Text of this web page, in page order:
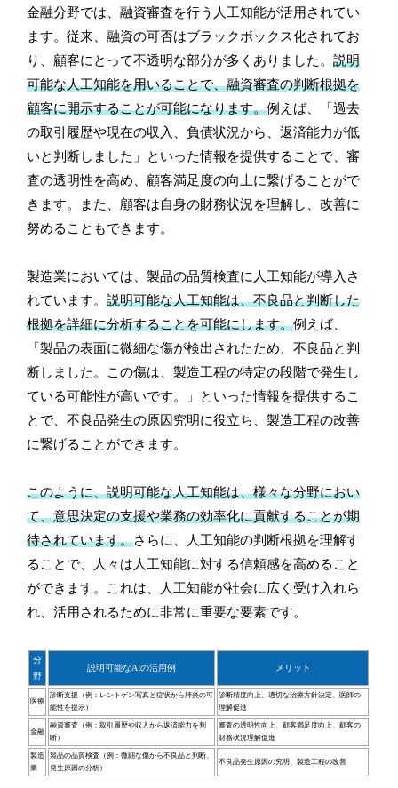
金融分野では、融資審査を行う人工知能が活用されてい
ます。従来、融資の可否はブラックボックス化されてお
り、顧客にとって不透明な部分が多くありました。説明
可能な人工知能を用いることで、融資審査の判断根拠を
顧客に開示することが可能になります。例えば、「過去
の取引履歴や現在の収入、負債状況から、返済能力が低
いと判断しました」といった情報を提供することで、審
査の透明性を高め、顧客満足度の向上に繋げることがで
きます。また、顧客は自身の財務状況を理解し、改善に
努めることもできます。
製造業においては、製品の品質検査に人工知能が導入さ
れています。説明可能な人工知能は、不良品と判断した
根拠を詳細に分析することを可能にします。例えば、
「製品の表面に微細な傷が検出されたため、不良品と判
断しました。この傷は、製造工程の特定の段階で発生し
ている可能性が高いです。」といった情報を提供するこ
とで、不良品発生の原因究明に役立ち、製造工程の改善
に繋げることができます。
このように、説明可能な人工知能は、様々な分野におい
て、意思決定の支援や業務の効率化に貢献することが期
待されています。さらに、人工知能の判断根拠を理解す
ることで、人々は人工知能に対する信頼感を高めること
ができます。これは、人工知能が社会に広く受け入れら
れ、活用されるために非常に重要な要素です。
分
野
説明可能なAIの活用例 メリット
医療
診断支援（例：レントゲン写真と症状から肺炎の可
能性を提示）
診断精度向上、適切な治療方針決定、医師の
理解促進
金融
融資審査（例：取引履歴や収入から返済能力を判
断）
審査の透明性向上、顧客満足度向上、顧客の
財務状況理解促進
製造
業
製品の品質検査（例：微細な傷から不良品と判断、
発生原因の分析）
不良品発生原因の究明、製造工程の改善